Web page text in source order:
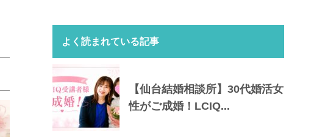
よく読まれている記事
【仙台結婚相談所】30代婚活女
性がご成婚！LCIQ...